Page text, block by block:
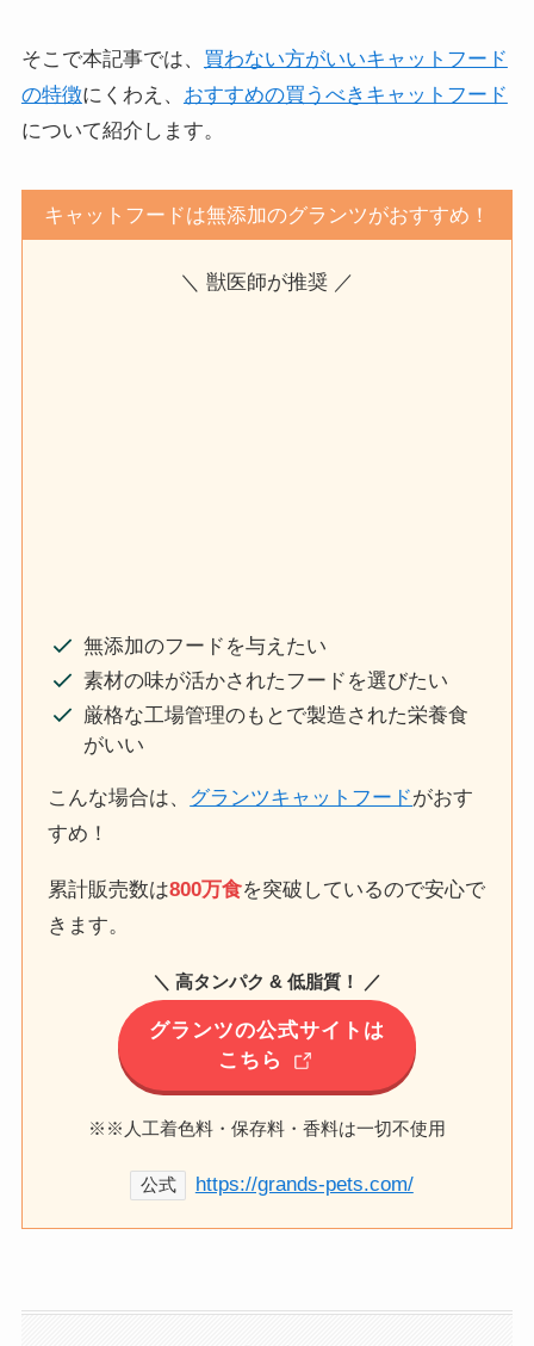
そこで本記事では、 買わない方がいいキャットフード
の特徴にくわえ、 おすすめの買うべきキャットフード
について紹介します。
キャットフードは無添加のグランツがおすすめ！
＼ 獣医師が推奨 ／
無添加のフードを与えたい
素材の味が活かされたフードを選びたい
厳格な工場管理のもとで製造された栄養食
がいい
こんな場合は、 グランツキャットフードがおす
すめ！
累計販売数は800万食を突破しているので安心で
きます。
＼ 高タンパク & 低脂質！ ／
グランツの公式サイトは
こちら
※※人工着色料・保存料・香料は一切不使用
公式 https://grands-pets.com/